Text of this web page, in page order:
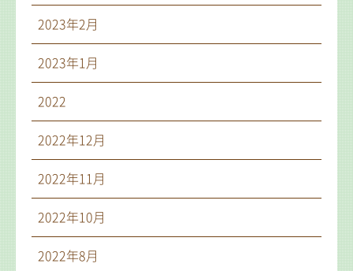
2023年2月
2023年1月
2022
2022年12月
2022年11月
2022年10月
2022年8月